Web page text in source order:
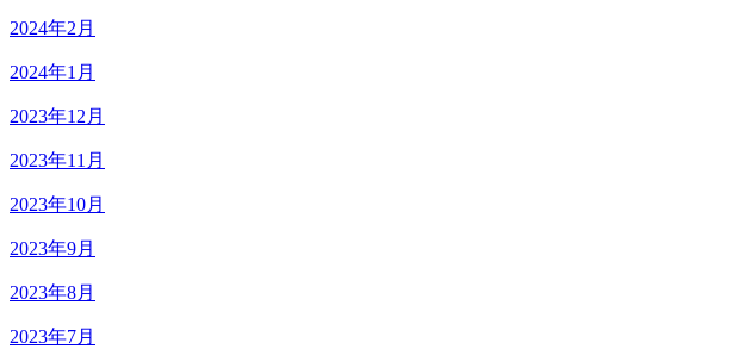
2024年2月
2024年1月
2023年12月
2023年11月
2023年10月
2023年9月
2023年8月
2023年7月